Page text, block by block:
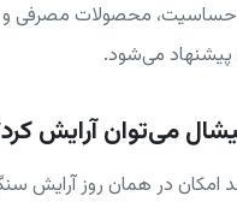
حساسیت، محصولات مصرفی
پیشنهاد می‌شود.
می‌توان آرایش
امکان در همان روز آرایش